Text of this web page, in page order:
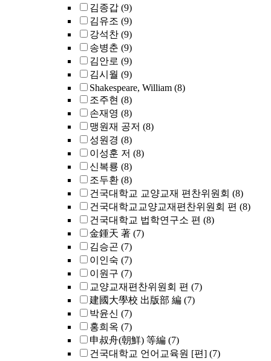
김종갑 (9)
김유조 (9)
강석찬 (9)
송병춘 (9)
김안로 (9)
김시월 (9)
Shakespeare, William (8)
조주현 (8)
손재영 (8)
맹원재 공저 (8)
성원경 (8)
이성훈 저 (8)
신복룡 (8)
조두환 (8)
건국대학교 교양교재 편찬위원회 (8)
건국대학교교양교재편찬위원회 편 (8)
건국대학교 법학연구소 편 (8)
金鍾天 著 (7)
김승곤 (7)
이인숙 (7)
이원구 (7)
교양교재편찬위원회 편 (7)
建國大學校 出版部 編 (7)
박윤신 (7)
홍희옥 (7)
申叔舟(朝鮮) 等編 (7)
건국대학교 언어교육원 [편] (7)